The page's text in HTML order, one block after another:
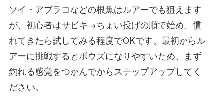
ソイ・アブラコなどの根魚はルアーでも狙えます
が、初心者はサビキ→ちょい投げの順で始め、慣
れてきたら試してみる程度でOKです。最初からル
アーに挑戦するとボウズになりやすいため、まず
釣れる感覚をつかんでからステップアップしてく
ださい。